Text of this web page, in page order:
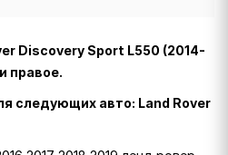
Discovery Sport L550 (2014-
правое.
следующих авто: Land Rover